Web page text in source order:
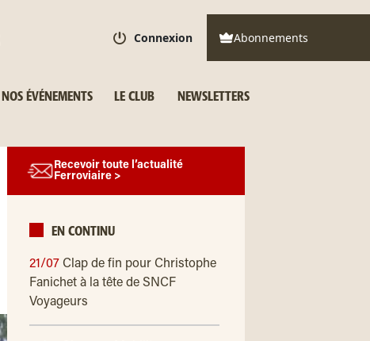
Connexion Abonnements
NOS ÉVÉNEMENTS LE CLUB NEWSLETTERS
Recevoir toute l’actualité
Ferroviaire >
EN CONTINU
21/07 Clap de fin pour Christophe
Fanichet à la tête de SNCF
Voyageurs